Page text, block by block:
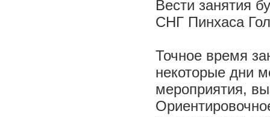
Вести занятия
СНГ Пинхаса
Точное время
некоторые дни
мероприятия,